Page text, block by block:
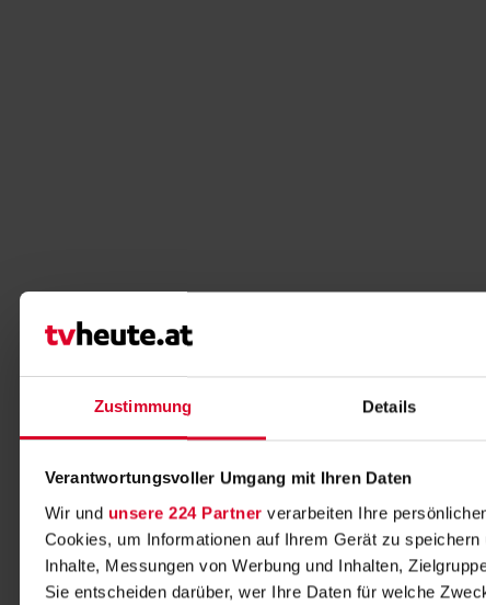
Zustimmung Details
Verantwortungsvoller Umgang mit Ihren Daten
Wir und unsere 224 Partner verarbeiten Ihre
Cookies, um Informationen auf Ihrem Gerät zu
Inhalte, Messungen von Werbung und Inhalten,
Sie entscheiden darüber, wer Ihre Daten für welche